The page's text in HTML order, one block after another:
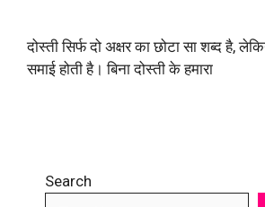
दोस्ती सिर्फ दो अक्षर का छोटा सा शब्द है,
समाई होती है। बिना दोस्ती के हमारा
Search